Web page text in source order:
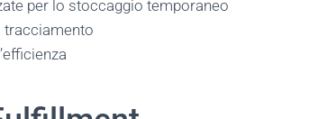
per lo stoccaggio temporaneo
tracciamento